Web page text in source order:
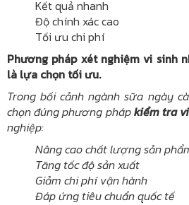
Kết quả nhanh
Độ chính xác cao
Tối ưu chi phí
Phương pháp xét nghiệm vi sinh
là lựa chọn tối ưu.
Trong bối cảnh ngành sữa ngày
chọn đúng phương phápkiểm tra
nghiệp:
Nâng cao chất lượng sản
Tăng tốc độ sản xuất
Giảm chi phí vận hành
Đáp ứng tiêu chuẩn quốc tế